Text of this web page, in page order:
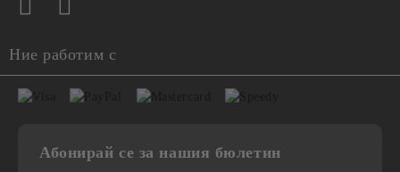
Ние работим с
Абонирай се за нашия бюлетин